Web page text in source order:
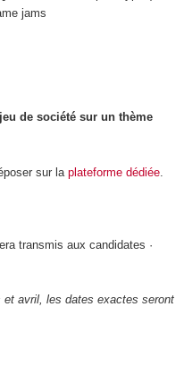
jams
de société sur un thème
sur la plateforme dédiée.
transmis aux candidates ·
avril, les dates exactes seront